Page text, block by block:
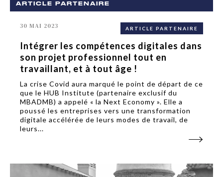
ARTICLE PARTENAIRE
ARTICLE PARTENAIRE
30 MAI 2023
Intégrer les compétences digitales dans
son projet professionnel tout en
travaillant, et à tout âge !
La crise Covid aura marqué le point de départ de ce
que le HUB Institute (partenaire exclusif du
MBADMB) a appelé « la Next Economy ». Elle a
poussé les entreprises vers une transformation
digitale accélérée de leurs modes de travail, de
leurs...